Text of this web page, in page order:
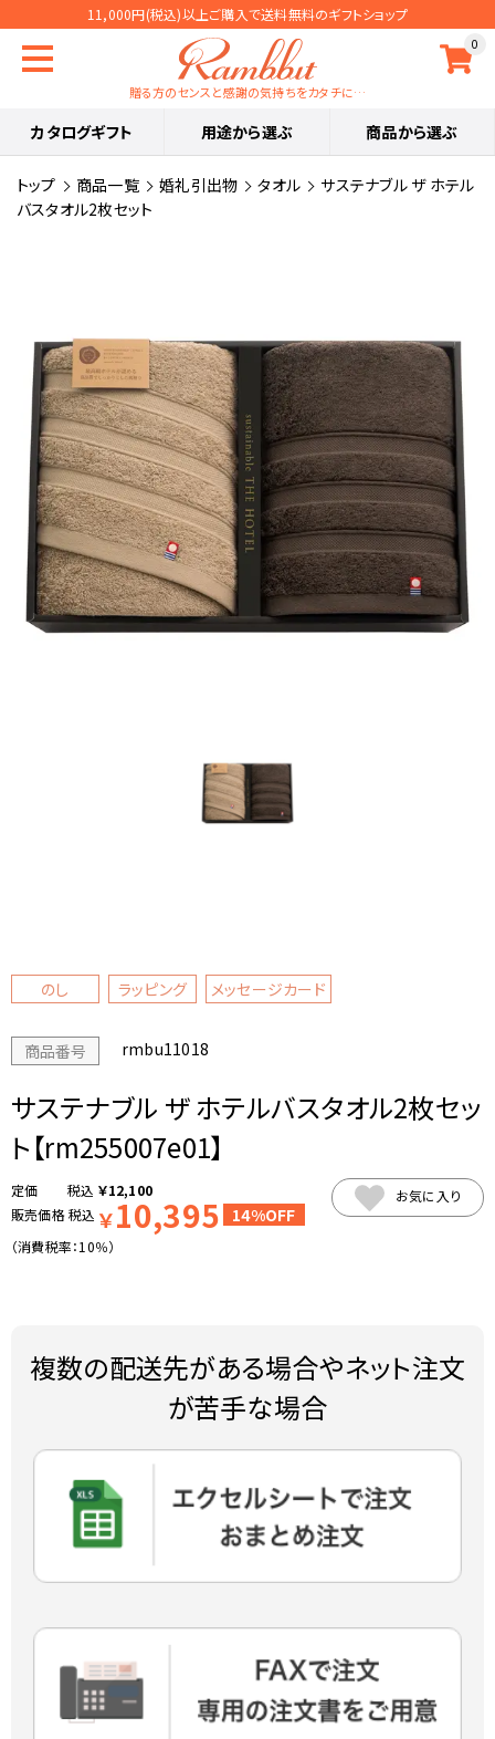
11,000円(税込)以上ご購入で送料無料のギフトショップ
0
贈る方のセンスと感謝の気持ちをカタチに…
カタログギフト 用途から選ぶ 商品から選ぶ
トップ 商品一覧 婚礼引出物 タオル
サステナブル ザ ホテル
バスタオル2枚セット
のし ラッピング メッセージカード
商品番号 rmbu11018
サステナブル ザ ホテルバスタオル2枚セッ
ト【rm255007e01】
税込 ￥12,100
販売価格税込 ￥10,395 14%OFF
（消費税率：10％）
お気に入り
複数の配送先がある場合やネット注文
が苦手な場合